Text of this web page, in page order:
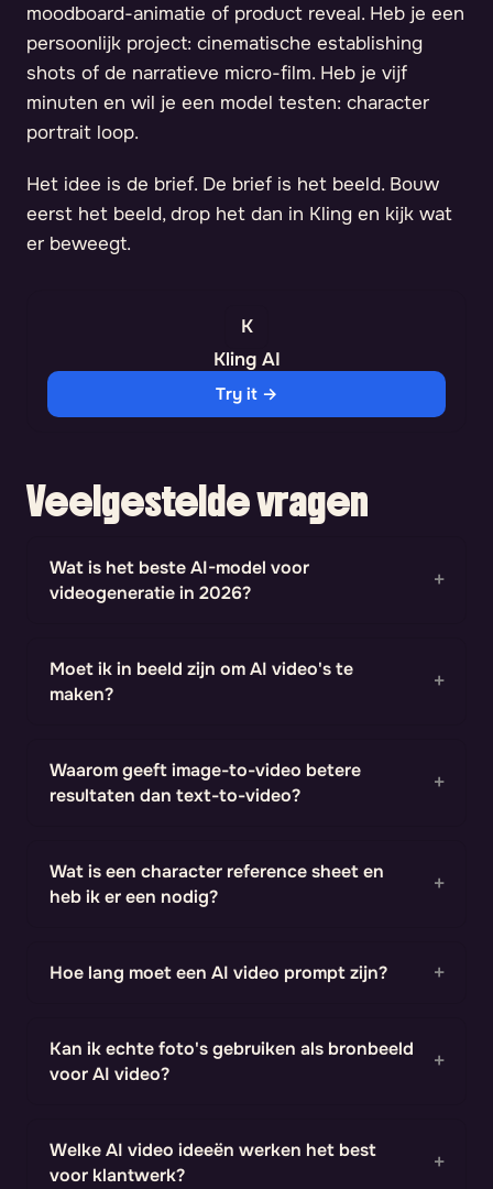
moodboard-animatie of product reveal. Heb je een
persoonlijk project: cinematische establishing
shots of de narratieve micro-film. Heb je vijf
minuten en wil je een model testen: character
portrait loop.
Het idee is de brief. De brief is het beeld. Bouw
eerst het beeld, drop het dan in Kling en kijk wat
er beweegt.
Kling AI
Try it →
Veelgestelde vragen
Wat is het beste AI-model voor
videogeneratie in 2026?
Moet ik in beeld zijn om AI video's te
maken?
Waarom geeft image-to-video betere
resultaten dan text-to-video?
Wat is een character reference sheet en
heb ik er een nodig?
Hoe lang moet een AI video prompt zijn?
Kan ik echte foto's gebruiken als bronbeeld
voor AI video?
Welke AI video ideeën werken het best
voor klantwerk?